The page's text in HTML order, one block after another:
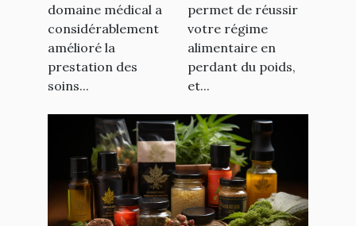
domaine médical a
considérablement
amélioré la
prestation des
soins...
permet de réussir
votre régime
alimentaire en
perdant du poids,
et...